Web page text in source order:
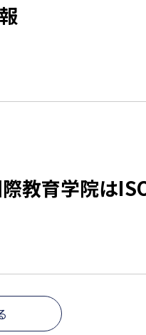
教育学院は